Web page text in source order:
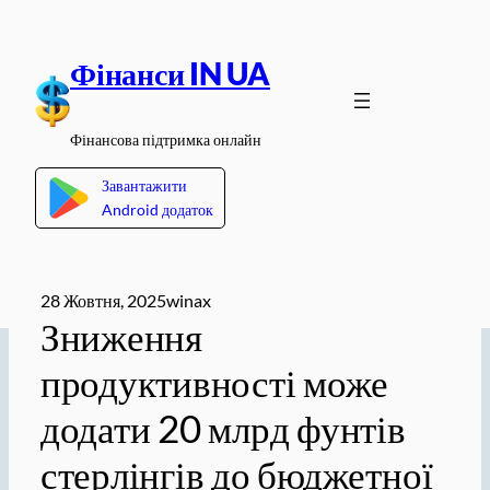
вмісту
Фінанси IN UA
Фінансова підтримка онлайн
Завантажити
Android додаток
28 Жовтня, 2025winax
Зниження
продуктивності може
додати 20 млрд фунтів
стерлінгів до бюджетної